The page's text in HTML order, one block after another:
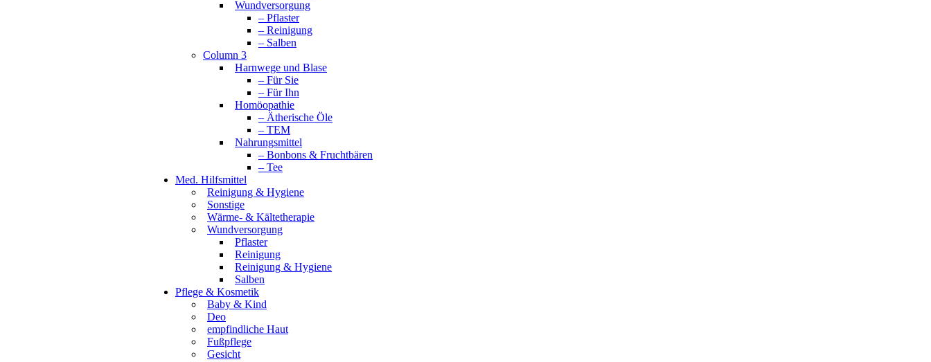
Wundversorgung
– Pflaster
– Reinigung
– Salben
Column 3
Harnwege und Blase
– Für Sie
– Für Ihn
Homöopathie
– Ätherische Öle
– TEM
Nahrungsmittel
– Bonbons & Fruchtbären
– Tee
Med. Hilfsmittel
Reinigung & Hygiene
Sonstige
Wärme- & Kältetherapie
Wundversorgung
Pflaster
Reinigung
Reinigung & Hygiene
Salben
Pflege & Kosmetik
Baby & Kind
Deo
empfindliche Haut
Fußpflege
Gesicht